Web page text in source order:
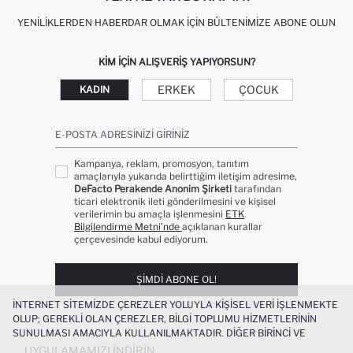
YENILIKLERDEN HABERDAR OLMAK İÇIN BÜLTENIMIZE ABONE OLUN
KIM IÇIN ALIŞVERIŞ YAPIYORSUN?
KADIN ERKEK ÇOCUK
E-POSTA ADRESINIZI GIRINIZ
Kampanya, reklam, promosyon, tanıtım
amaçlarıyla yukarıda belirttiğim iletişim adresime,
DeFacto Perakende Anonim Şirketi tarafından
ticari elektronik ileti gönderilmesini ve kişisel
verilerimin bu amaçla işlenmesini ETK
Bilgilendirme Metni’nde açıklanan kurallar
çerçevesinde kabul ediyorum.
ŞIMDI ABONE OL!
UYGULAMAMIZI İNDIRIN
İNTERNET SITEMIZDE ÇEREZLER YOLUYLA KIŞISEL VERI IŞLENMEKTE
OLUP; GEREKLI OLAN ÇEREZLER, BILGI TOPLUMU HIZMETLERININ
SUNULMASI AMACIYLA KULLANILMAKTADIR. DIĞER BIRINCI VE
ÜÇÜNCÜ TARAF ÇEREZLER ISE SIZE DAHA IYI BIR ALIŞVERIŞ